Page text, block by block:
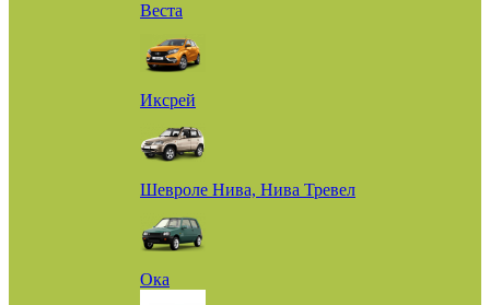
Веста
Иксрей
Шевроле Нива, Нива Тревел
Ока